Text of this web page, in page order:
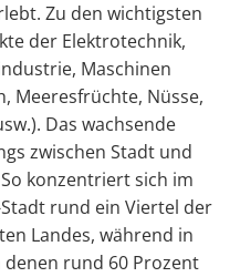
Zu den wichtigsten
der Elektrotechnik,
Maschinen
Meeresfrüchte, Nüsse,
Das wachsende
zwischen Stadt und
konzentriert sich im
rund ein Viertel der
Landes, während in
rund 60 Prozent